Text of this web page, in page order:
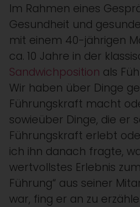
Im Rahmen eines
Gesundheit und
mit einem 40-jährigen
ca. 10 Jahre in der
Sandwichposition als
Wir haben über Dinge
Führungskraft macht
sowieüber Dinge, die er
Führungskraft erlebt
ich ihn danach fragte,
wertvollstes Erlebnis
Führung“ aus seiner
war, fing er an zu